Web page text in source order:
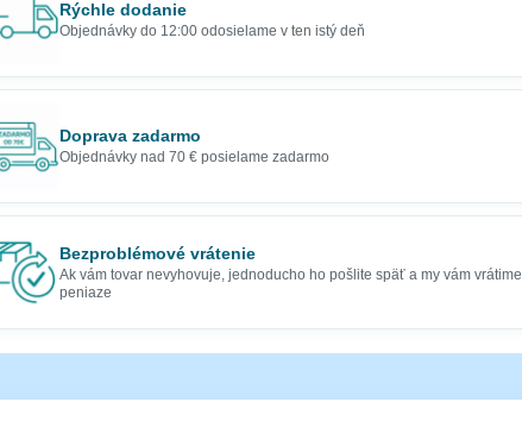
Rýchle dodanie
Objednávky do 12:00 odosielame v ten istý deň
Doprava zadarmo
Objednávky nad 70 € posielame zadarmo
Bezproblémové vrátenie
Ak vám tovar nevyhovuje, jednoducho ho pošlite späť a my vám vrátime
peniaze